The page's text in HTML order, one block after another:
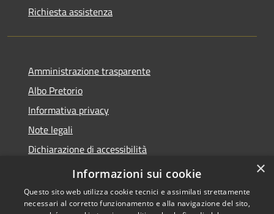
Richiesta assistenza
Amministrazione trasparente
Albo Pretorio
Informativa privacy
Note legali
Dichiarazione di accessibilità
Obiettivi di accessibilità
×
Informazioni sui cookie
Questo sito web utilizza cookie tecnici e assimilati strettamente
necessari al corretto funzionamento e alla navigazione del sito,